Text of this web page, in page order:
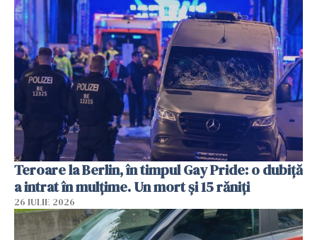
Teroare la Berlin, în timpul Gay Pride: o dubiță
a intrat în mulțime. Un mort și 15 răniți
26 IULIE 2026